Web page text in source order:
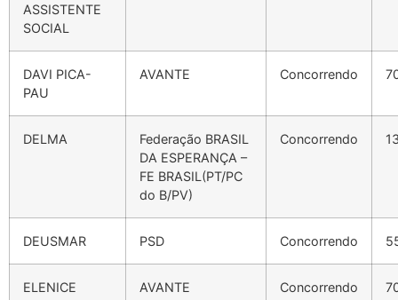
ASSISTENTE
SOCIAL
DAVI PICA-
PAU
AVANTE Concorrendo
DELMA
Federação BRASIL
DA ESPERANÇA –
FE BRASIL(PT/PC
do B/PV)
Concorrendo
DEUSMAR PSD Concorrendo
ELENICE AVANTE Concorrendo